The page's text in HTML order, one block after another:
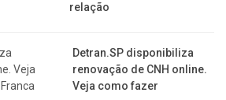
relação
Detran.SP disponibiliza
renovação de CNH online.
Veja como fazer